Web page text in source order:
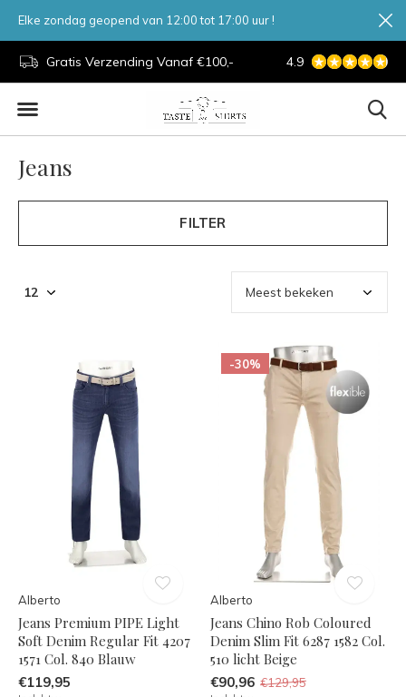
Gratis Verzending Vanaf €100,- 7 Dagen Per
4.9
Elke zondag geopend van 12:00 tot 17:00 uur !
Jeans
FILTER
Alberto
Jeans Premium PIPE Light
Soft Denim Regular Fit 4207
1571 Col. 840 Blauw
€119,95
-30%
Alberto
Jeans Chino Rob Coloured
Denim Slim Fit 6287 1582 Col.
510 licht Beige
€90,96 €129,95